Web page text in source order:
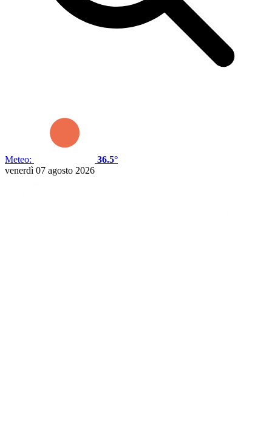
Meteo:
36.5°
venerdì 07 agosto 2026